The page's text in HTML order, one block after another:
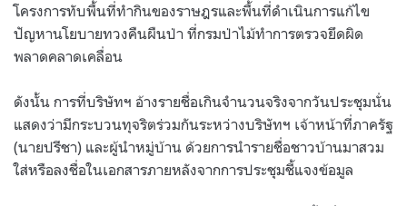
โครงการทับพื้นที่ทำกินของราษฎรและพื้นที่ดำเนินการแก้ไข
ปัญหานโยบายทวงคืนผืนป่า ที่กรมป่าไม้ทำการตรวจยึดผิด
พลาดคลาดเคลื่อน
ดังนั้น การที่บริษัทฯ อ้างรายชื่อเกินจำนวนจริงจากวันประชุมนั่น
แสดงว่ามีกระบวนทุจริตร่วมกันระหว่างบริษัทฯ เจ้าหน้าที่ภาครัฐ
(นายปรีชา) และผู้นำหมู่บ้าน ด้วยการนำรายชื่อชาวบ้านมาสวม
ใส่หรือลงชื่อในเอกสารภายหลังจากการประชุมชี้แจงข้อมูล